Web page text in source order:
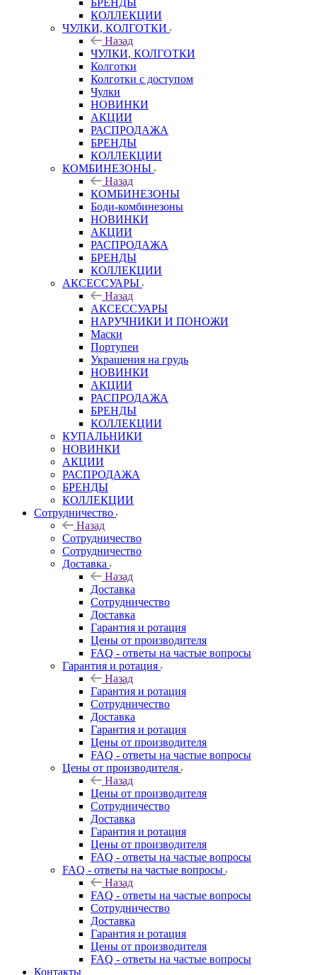
БРЕНДЫ
КОЛЛЕКЦИИ
ЧУЛКИ, КОЛГОТКИ
Назад
ЧУЛКИ, КОЛГОТКИ
Колготки
Колготки с доступом
Чулки
НОВИНКИ
АКЦИИ
РАСПРОДАЖА
БРЕНДЫ
КОЛЛЕКЦИИ
КОМБИНЕЗОНЫ
Назад
КОМБИНЕЗОНЫ
Боди-комбинезоны
НОВИНКИ
АКЦИИ
РАСПРОДАЖА
БРЕНДЫ
КОЛЛЕКЦИИ
АКСЕССУАРЫ
Назад
АКСЕССУАРЫ
НАРУЧНИКИ И ПОНОЖИ
Маски
Портупеи
Украшения на грудь
НОВИНКИ
АКЦИИ
РАСПРОДАЖА
БРЕНДЫ
КОЛЛЕКЦИИ
КУПАЛЬНИКИ
НОВИНКИ
АКЦИИ
РАСПРОДАЖА
БРЕНДЫ
КОЛЛЕКЦИИ
Сотрудничество
Назад
Сотрудничество
Сотрудничество
Доставка
Назад
Доставка
Сотрудничество
Доставка
Гарантия и ротация
Цены от производителя
FAQ - ответы на частые вопросы
Гарантия и ротация
Назад
Гарантия и ротация
Сотрудничество
Доставка
Гарантия и ротация
Цены от производителя
FAQ - ответы на частые вопросы
Цены от производителя
Назад
Цены от производителя
Сотрудничество
Доставка
Гарантия и ротация
Цены от производителя
FAQ - ответы на частые вопросы
FAQ - ответы на частые вопросы
Назад
FAQ - ответы на частые вопросы
Сотрудничество
Доставка
Гарантия и ротация
Цены от производителя
FAQ - ответы на частые вопросы
Контакты